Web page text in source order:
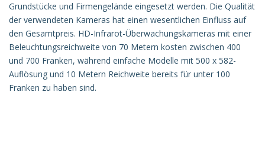
Grundstücke und Firmengelände eingesetzt werden. Die Qualität
der verwendeten Kameras hat einen wesentlichen Einfluss auf
den Gesamtpreis. HD-Infrarot-Überwachungskameras mit einer
Beleuchtungsreichweite von 70 Metern kosten zwischen 400
und 700 Franken, während einfache Modelle mit 500 x 582-
Auflösung und 10 Metern Reichweite bereits für unter 100
Franken zu haben sind.